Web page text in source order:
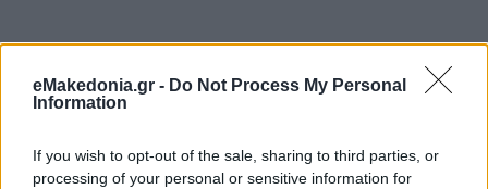
eMakedonia.gr - Do Not Process My Personal
Information
If you wish to opt-out of the sale, sharing to third parties, or
processing of your personal or sensitive information for